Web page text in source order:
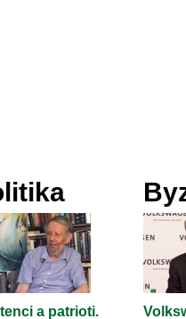
a patrioti.